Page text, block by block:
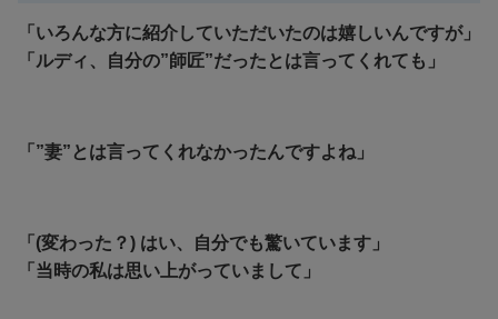
「いろんな方に紹介していただいたのは嬉しいんですが」
「ルディ、自分の”師匠”だったとは言ってくれても」
「”妻”とは言ってくれなかったんですよね」
「(変わった？) はい、自分でも驚いています」
「当時の私は思い上がっていまして」